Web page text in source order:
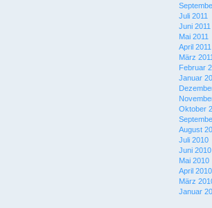
Juli 2011
Juni 2011
Mai 2011
April 2011
März 2011
Februar
Januar
Oktober
August
Juli 2010
Juni 2010
Mai 2010
April 2010
März
Januar